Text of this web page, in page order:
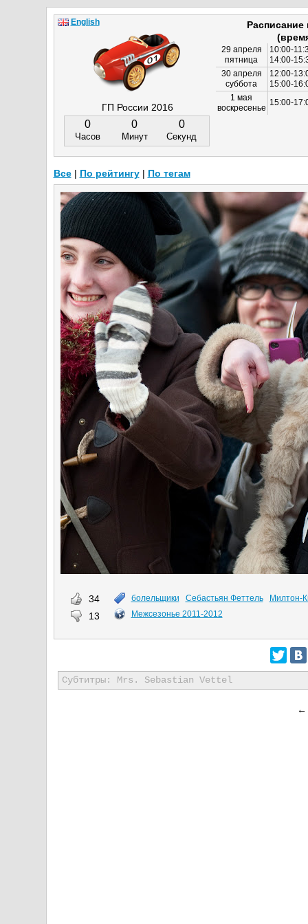
34
13
болельщики Себастьян Феттель
Милтон-
Межсезонье 2011-2012
Субтитры: Mrs. Sebastian Vettel
ГП России 2016
0
Часов
0
Минут
0
Секунд
29 апреля
пятница
10:00-
14:00-
30 апреля
суббота
12:00-
15:00-
1 мая
воскресенье
15:00-
English
Все| По рейтингу| По тегам